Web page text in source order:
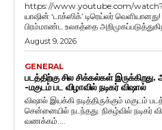
https://www.youtube.com/
யாஷின் ‘டாக்ஸிக்’ டிரெய்லர்
August 9, 2026
GENERAL
படத்திற்கு சில சிக்கல்கள்
-மகுடம் பட விழாவில் நடிகர் விஷால்
விஷால் இயக்கி நடித்திருக்கும் மகுடம்
சென்னையில் நடந்தது. நிகழ்வில் நடிகர் விஷால் பேசியதாவது, "அனைவருக்கும்
வணக்கம்....